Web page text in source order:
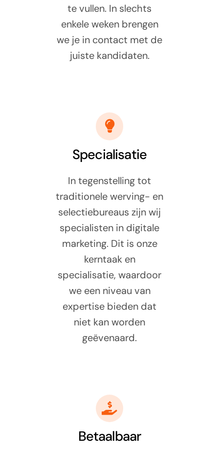
te vullen. In slechts
enkele weken brengen
we je in contact met de
juiste kandidaten.
Specialisatie
In tegenstelling tot
traditionele werving- en
selectiebureaus zijn wij
specialisten in digitale
marketing. Dit is onze
kerntaak en
specialisatie, waardoor
we een niveau van
expertise bieden dat
niet kan worden
geëvenaard.
Betaalbaar